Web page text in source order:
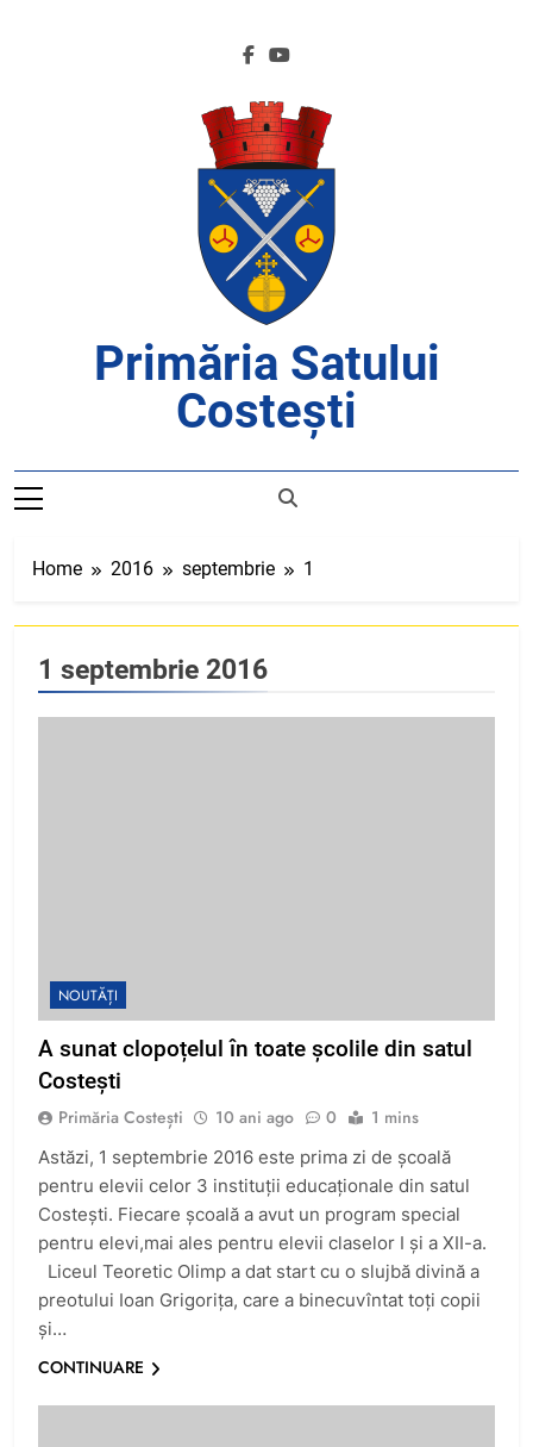
Primăria Satului
Costești
Home 2016 septembrie 1
1 septembrie 2016
NOUTĂȚI
A sunat clopoțelul în toate școlile din satul
Costești
Primăria Costești 10 ani ago 0 1 mins
Astăzi, 1 septembrie 2016 este prima zi de școală
pentru elevii celor 3 instituții educaționale din satul
Costești. Fiecare școală a avut un program special
pentru elevi,mai ales pentru elevii claselor I și a XII-a.
Liceul Teoretic Olimp a dat start cu o slujbă divină a
preotului Ioan Grigorița, care a binecuvîntat toți copii
și…
CONTINUARE